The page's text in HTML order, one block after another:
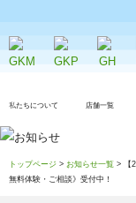
私たちについて 店舗一覧
トップページ > お知らせ一覧 > 【
無料体験・ご相談》受付中！